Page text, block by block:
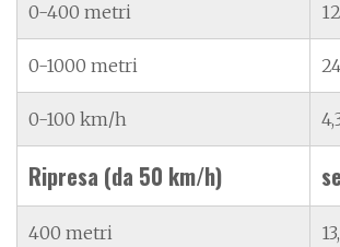
0-400 metri
0-1000 metri
0-100 km/h
Ripresa (da 50 km/h)
400 metri